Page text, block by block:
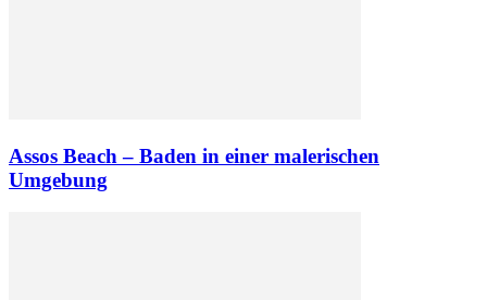
Assos Beach – Baden in einer malerischen
Umgebung